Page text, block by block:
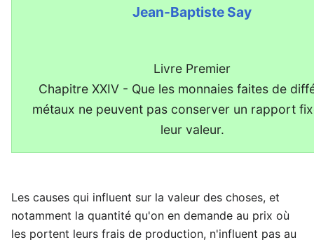
Jean-Baptiste Say
Livre Premier
Chapitre XXIV - Que les monnaies faites de
métaux ne peuvent pas conserver un rapport
leur valeur.
Les causes qui influent sur la valeur des choses, et
notamment la quantité qu'on en demande au prix où
les portent leurs frais de production, n'influent pas au